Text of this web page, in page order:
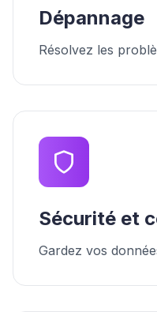
Dépannage
Résolvez les
Sécurité et
Gardez vos